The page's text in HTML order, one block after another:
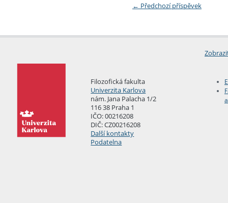
← Předchozí příspěvek
Filozofická fakulta
Univerzita Karlova
nám. Jana Palacha 1/2
116 38 Praha 1
IČO: 00216208
DIČ: CZ00216208
Další kontakty
Podatelna